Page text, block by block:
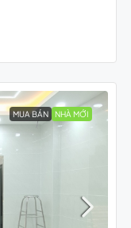
MUA BÁN NHÀ MỚI